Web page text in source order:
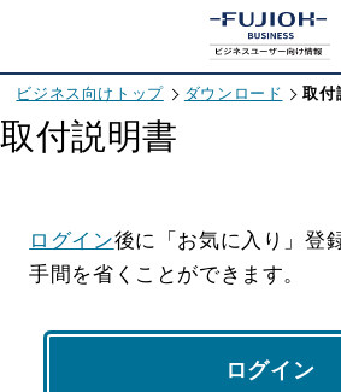
ビジネス向けトップ ダウンロード 取付
取付説明書
ログイン後に「お気に入り」登
手間を省くことができます。
ログイン